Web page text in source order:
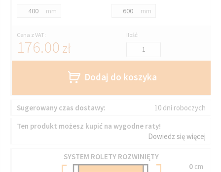
mm mm
Cena z VAT:
176.00 zł
Ilość:
Dodaj do koszyka
Sugerowany czas dostawy:
10 dni roboczych
Ten produkt możesz kupić na wygodne raty!
Dowiedz się więcej
SYSTEM ROLETY ROZWINIĘTY
0cm